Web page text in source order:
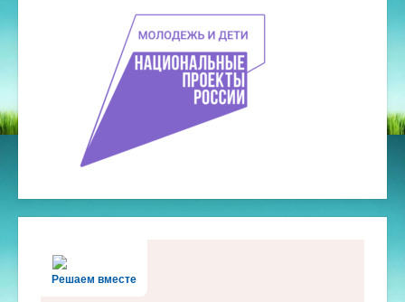
Решаем вместе